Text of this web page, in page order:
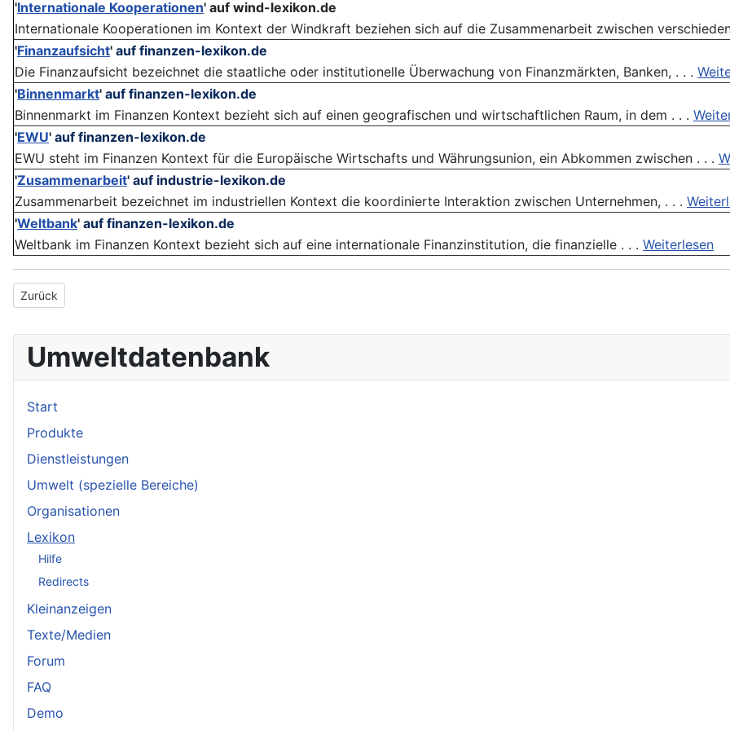
'Internationale Kooperationen' auf wind-lexikon.de
Internationale Kooperationen im Kontext der Windkraft beziehen sich auf die Zusammenarbeit zwischen
'Finanzaufsicht' auf finanzen-lexikon.de
Die Finanzaufsicht bezeichnet die staatliche oder institutionelle Überwachung von Finanzmärkten, Banken, . . .
'Binnenmarkt' auf finanzen-lexikon.de
Binnenmarkt im Finanzen Kontext bezieht sich auf einen geografischen und wirtschaftlichen Raum, in dem . . .
'EWU' auf finanzen-lexikon.de
EWU steht im Finanzen Kontext für die Europäische Wirtschafts und Währungsunion, ein Abkommen zwischen . . .
'Zusammenarbeit' auf industrie-lexikon.de
Zusammenarbeit bezeichnet im industriellen Kontext die koordinierte Interaktion zwischen Unternehmen, . . .
'Weltbank' auf finanzen-lexikon.de
Weltbank im Finanzen Kontext bezieht sich auf eine internationale Finanzinstitution, die finanzielle . . . Weiterlesen
Vorheriger Beitrag: Internationale Energieagentur
Zurück
Umweltdatenbank
Start
Produkte
Dienstleistungen
Umwelt (spezielle Bereiche)
Organisationen
Lexikon
Hilfe
Redirects
Kleinanzeigen
Texte/Medien
Forum
FAQ
Demo